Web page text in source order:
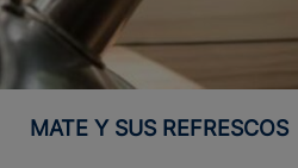
MATE Y SUS REFRESCOS